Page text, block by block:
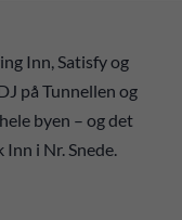
Inn, Satisfy og
på Tunnellen og
byen – og det
i Nr. Snede.